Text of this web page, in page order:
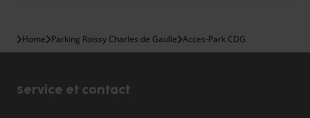
Home Parking Roissy Charles de Gaulle Acces-Park CDG
Service et contact